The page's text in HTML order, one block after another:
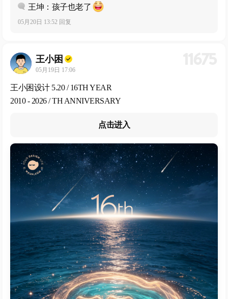
王坤：孩子也老了
05月20日 13:52 回复
王小困
05月19日 17:06
王小困设计 5.20 / 16TH YEAR
2010 - 2026 / TH ANNIVERSARY
点击进入